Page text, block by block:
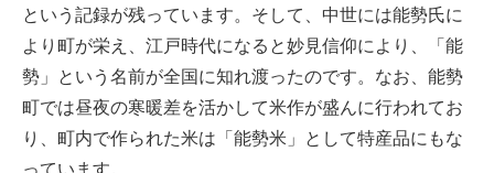
という記録が残っています。そして、中世には能勢氏に
より町が栄え、江戸時代になると妙見信仰により、「能
勢」という名前が全国に知れ渡ったのです。なお、能勢
町では昼夜の寒暖差を活かして米作が盛んに行われてお
り、町内で作られた米は「能勢米」として特産品にもな
っています。